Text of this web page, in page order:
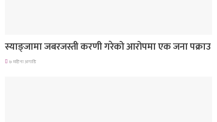
स्याङ्जामा जबरजस्ती करणी गरेको आरोपमा एक जना पक्राउ
७ महिना अगाडि